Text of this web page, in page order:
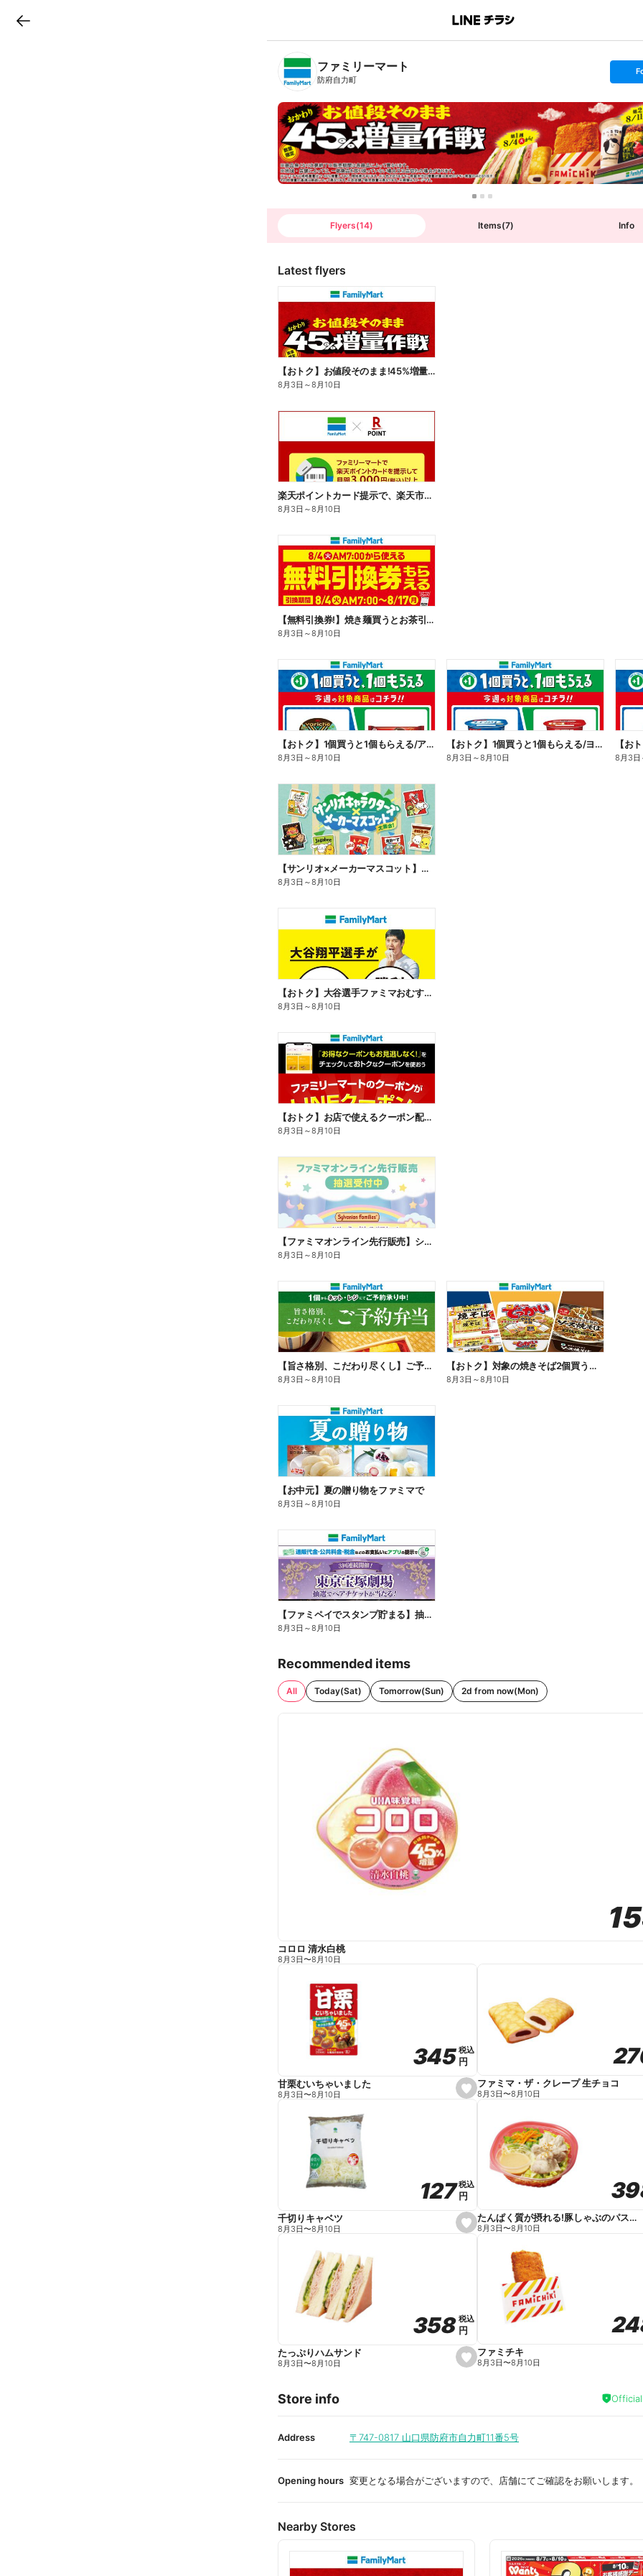
B
n
T
ファミリーマート
防府自力町
s
t
o
l
l
o
w
Flyers(14) Items(7) Info
Latest flyers
【おトク】お値段そのまま!45%増量作戦!
8月3日 ～8月10日
楽天ポイントカード提示で、楽天市場でのお買い物がおトクに!
8月3日 ～8月10日
【無料引換券!】焼き麺買うとお茶引換券貰える!
8月3日 ～8月10日
【おトク】1個買うと1個もらえる/アイス
8月3日 ～8月10日
【おトク】1個買うと1個もらえる/ヨーグルト
8月3日 ～8月10日
【お
8月3日
【サンリオ×メーカーマスコット】オリジナルグッズ貰える!
8月3日 ～8月10日
【おトク】大谷選手ファミマおむすび割
8月3日 ～8月10日
【おトク】お店で使えるクーポン配信中
8月3日 ～8月10日
【ファミマオンライン先行販売】シルバニアファミリー
8月3日 ～8月10日
【旨さ格別、こだわり尽くし】ご予約弁当
8月3日 ～8月10日
【おトク】対象の焼きそば2個買うと100円引き!
8月3日 ～8月10日
【お中元】夏の贈り物をファミマで
8月3日 ～8月10日
【ファミペイでスタンプ貯まる】抽選でペアチケットが当たる!
8月3日 ～8月10日
Recommended items
All Today(Sat) Tomorrow(Sun) 2d from now(Mon)
コロロ 清水白桃
8月3日〜8月10日
s
e
e
345
345税込
税込
円
円
甘栗むいちゃいました
8月3日〜8月10日
ファミマ・ザ・クレープ 生チョコ
8月3日〜8月10日
s
e
e
127
127税込
税込
円
円
千切りキャベツ
8月3日〜8月10日
たんぱく質が摂れる!豚しゃぶのパスタサラダ
8月3日〜8月10日
s
e
i
t
358
358税込
税込
円
円
たっぷりハムサンド
8月3日〜8月10日
ファミチキ
8月3日〜8月10日
Store info
Address 〒747-0817 山口県防府市自力町11番5号
Opening hours 変更となる場合がございますので、店舗にてご確認をお願いします。
Nearby Stores